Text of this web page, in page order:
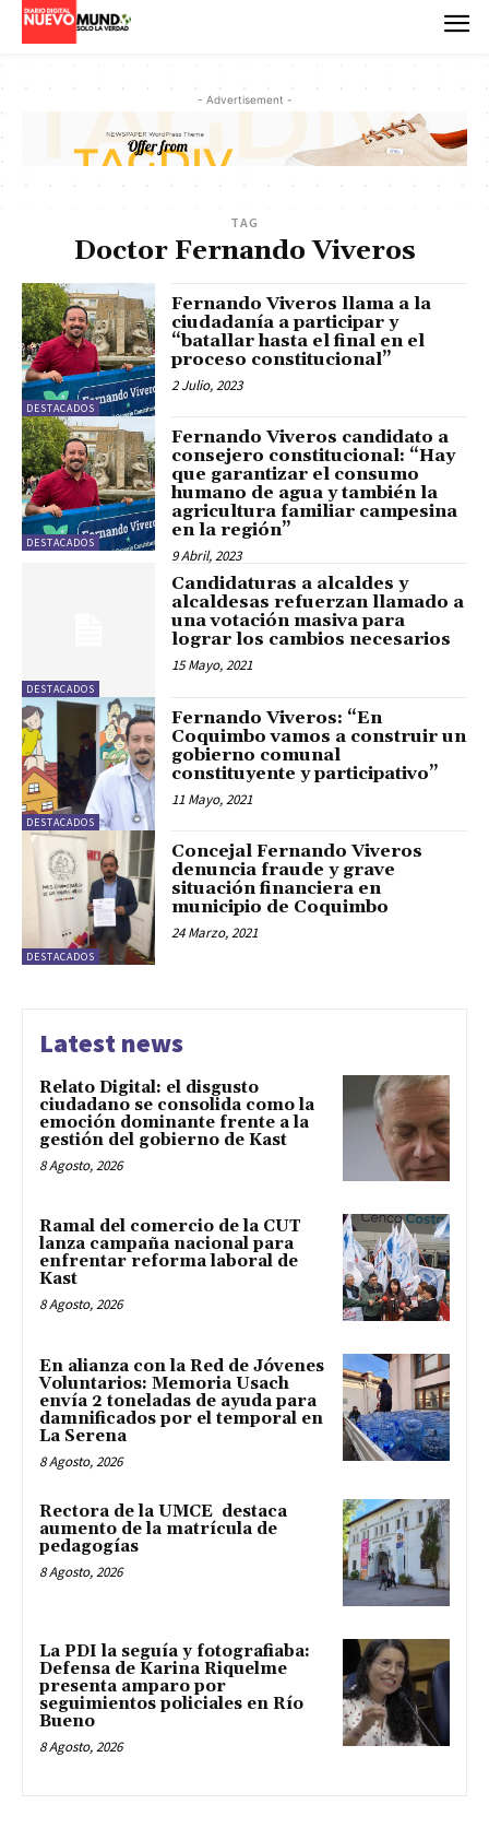
- Advertisement -
TAG
Doctor Fernando Viveros
DESTACADOS
Fernando Viveros llama a la
ciudadanía a participar y
“batallar hasta el final en el
proceso constitucional”
2 Julio, 2023
DESTACADOS
Fernando Viveros candidato a
consejero constitucional: “Hay
que garantizar el consumo
humano de agua y también la
agricultura familiar campesina
en la región”
9 Abril, 2023
DESTACADOS
Candidaturas a alcaldes y
alcaldesas refuerzan llamado a
una votación masiva para
lograr los cambios necesarios
15 Mayo, 2021
DESTACADOS
Fernando Viveros: “En
Coquimbo vamos a construir un
gobierno comunal
constituyente y participativo”
11 Mayo, 2021
DESTACADOS
Concejal Fernando Viveros
denuncia fraude y grave
situación financiera en
municipio de Coquimbo
24 Marzo, 2021
Latest news
Relato Digital: el disgusto
ciudadano se consolida como la
emoción dominante frente a la
gestión del gobierno de Kast
8 Agosto, 2026
Ramal del comercio de la CUT
lanza campaña nacional para
enfrentar reforma laboral de
Kast
8 Agosto, 2026
En alianza con la Red de Jóvenes
Voluntarios: Memoria Usach
envía 2 toneladas de ayuda para
damnificados por el temporal en
La Serena
8 Agosto, 2026
Rectora de la UMCE destaca
aumento de la matrícula de
pedagogías
8 Agosto, 2026
La PDI la seguía y fotografiaba:
Defensa de Karina Riquelme
presenta amparo por
seguimientos policiales en Río
Bueno
8 Agosto, 2026